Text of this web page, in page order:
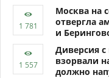
Москва на
отвергла
и
Диверсия
взорвали
должно